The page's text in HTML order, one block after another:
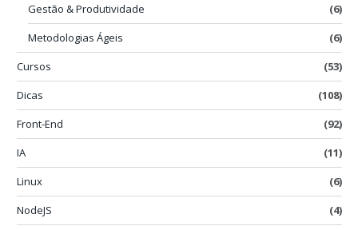
Gestão & Produtividade
(6)
Metodologias Ágeis
(6)
Cursos
(53)
Dicas
(108)
Front-End
(92)
IA
(11)
Linux
(6)
NodeJS
(4)